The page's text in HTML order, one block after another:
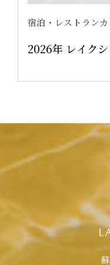
宿泊・レストラン
2026年 レイク